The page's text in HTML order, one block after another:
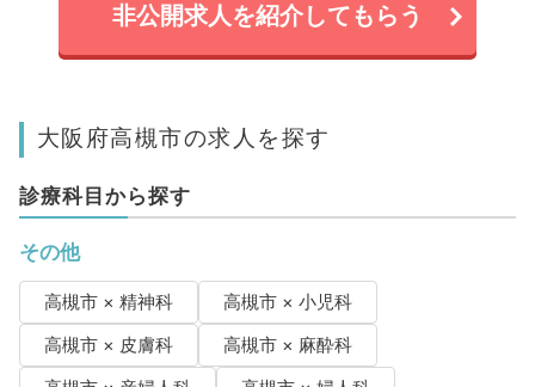
非公開求人を紹介してもらう
大阪府高槻市の求人を探す
診療科目から探す
その他
高槻市 × 精神科
高槻市 × 小児科
高槻市 × 皮膚科
高槻市 × 麻酔科